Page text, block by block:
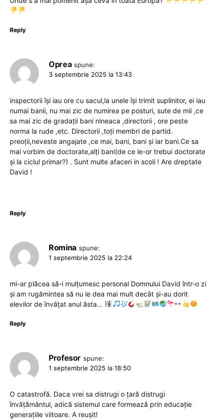
Reply
Oprea spune:
3 septembrie 2025 la 13:43
inspectorii își iau ore cu sacul,la unele își trimit suplinitor, ei iau
numai banii, nu mai zic de numirea pe posturi, sute de mii ,ce
sa mai zic de gradații bani nineaca ,directorii , ore peste
norma la rude ,etc. Directorii ,toți membri de partid.
preoții,neveste angajate ,ce mai, bani, bani și iar bani.Ce sa
mai vorbim de doctorate,alți bani(de ce le-or trebui doctorate
și la ciclul primar?) . Sunt multe afaceri in scoli ! Are dreptate
David !
Reply
Romina spune:
1 septembrie 2025 la 22:24
mi-ar plăcea să-i mulțumesc personal Domnului David într-o zi
și am rugămintea să nu le dea mai mult decât și-au dorit
elevilor de învățat anul ăsta…
Reply
Profesor spune:
1 septembrie 2025 la 18:50
O catastrofă. Daca vrei sa distrugi o țară distrugi
învățământul, adică sistemul care formează prin educație
generațiile viitoare. A reușit!